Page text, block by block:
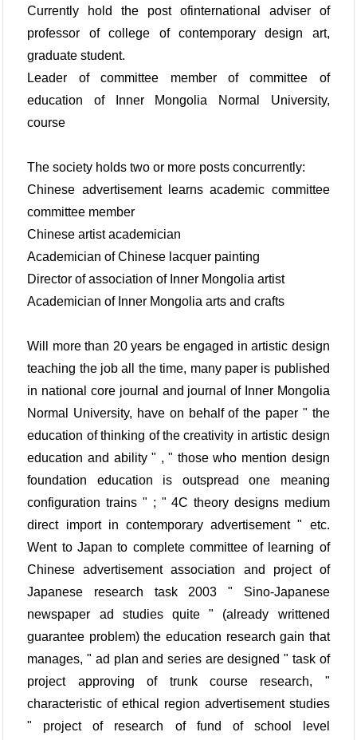
Currently hold the post ofinternational adviser of
professor of college of contemporary design art,
graduate student.
Leader of committee member of committee of
education of Inner Mongolia Normal University,
course
The society holds two or more posts concurrently:
Chinese advertisement learns academic committee
committee member
Chinese artist academician
Academician of Chinese lacquer painting
Director of association of Inner Mongolia artist
Academician of Inner Mongolia arts and crafts
Will more than 20 years be engaged in artistic design
teaching the job all the time, many paper is published
in national core journal and journal of Inner Mongolia
Normal University, have on behalf of the paper " the
education of thinking of the creativity in artistic design
education and ability " , " those who mention design
foundation education is outspread one meaning
configuration trains " ; " 4C theory designs medium
direct import in contemporary advertisement " etc.
Went to Japan to complete committee of learning of
Chinese advertisement association and project of
Japanese research task 2003 " Sino-Japanese
newspaper ad studies quite " (already writtened
guarantee problem) the education research gain that
manages, " ad plan and series are designed " task of
project approving of trunk course research, "
characteristic of ethical region advertisement studies
" project of research of fund of school level